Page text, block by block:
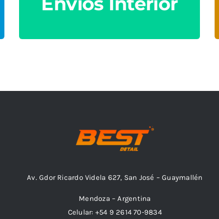
con el Comprador.
Av. Gdor Ricardo Videla 627, San José – Guaymallén
Mendoza – Argentina
Celular: +54 9 2614 70-9834